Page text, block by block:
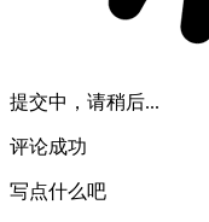
提交中，请稍后...
评论成功
写点什么吧